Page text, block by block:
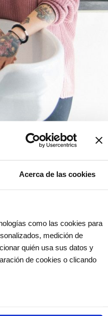
Acerca de las cookies
como las cookies para
medición de
quién usa sus datos y
de cookies o clicando
en nuestro
han enamorado de
Antes, cogí mucha
este concepto a una
cuenta de que la gente